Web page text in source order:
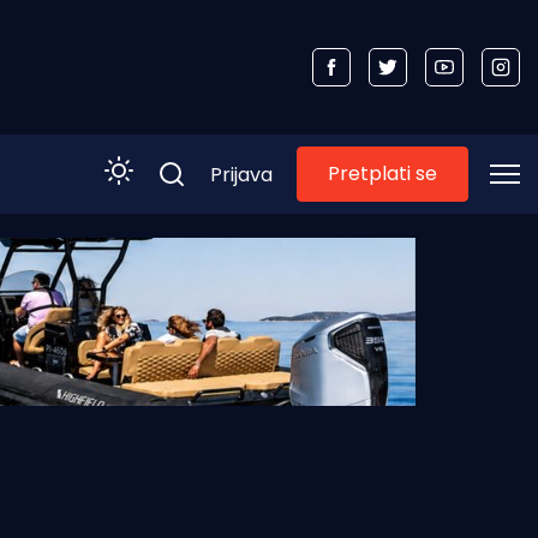
Prijava Pretplati se